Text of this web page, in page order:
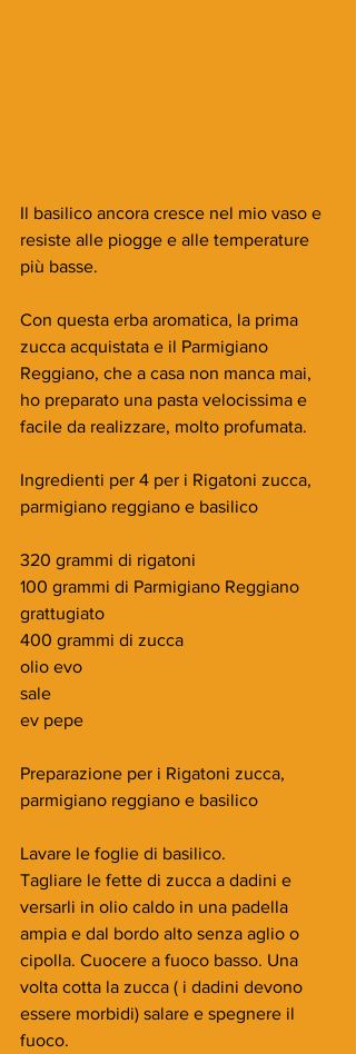
Il basilico ancora cresce nel mio vaso e
resiste alle piogge e alle temperature
più basse.
Con questa erba aromatica, la prima
zucca acquistata e il Parmigiano
Reggiano, che a casa non manca mai,
ho preparato una pasta velocissima e
facile da realizzare, molto profumata.
Ingredienti per 4 per i Rigatoni zucca,
parmigiano reggiano e basilico
320 grammi di rigatoni
100 grammi di Parmigiano Reggiano
grattugiato
400 grammi di zucca
olio evo
sale
ev pepe
Preparazione per i Rigatoni zucca,
parmigiano reggiano e basilico
Lavare le foglie di basilico.
Tagliare le fette di zucca a dadini e
versarli in olio caldo in una padella
ampia e dal bordo alto senza aglio o
cipolla. Cuocere a fuoco basso. Una
volta cotta la zucca ( i dadini devono
essere morbidi) salare e spegnere il
fuoco.